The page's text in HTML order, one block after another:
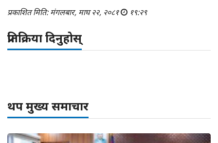
प्रकाशित मिति: मंगलबार, माघ २२, २०८१ १९:२९
प्रतिक्रिया दिनुहोस्
थप मुख्य समाचार